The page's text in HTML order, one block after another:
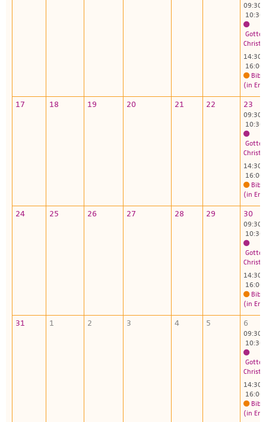
09:30
10:30
14:30
16:00
(in
17 18 19 20 21 22 23
09:30
10:30
14:30
16:00
(in
24 25 26 27 28 29 30
09:30
10:30
14:30
16:00
(in
31 1 2 3 4 5 6
09:30
10:30
14:30
16:00
(in